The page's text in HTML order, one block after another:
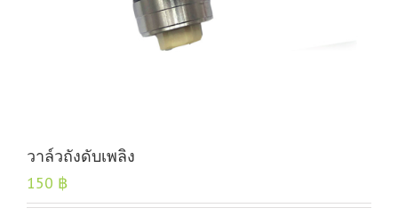
วาล์วถังดับเพลิง
150 ฿